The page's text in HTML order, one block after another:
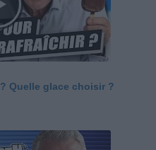
Quelle glace choisir ?